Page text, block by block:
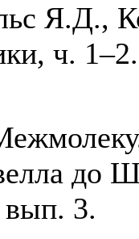
Я.Д.,
ч.
до
3.